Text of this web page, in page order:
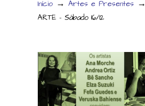
Início → Artes e Presentes →
ARTE – Sábado 16/12